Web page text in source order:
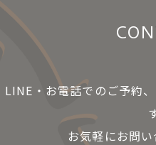
LINE・お電話でのご予約
お気軽にお問い